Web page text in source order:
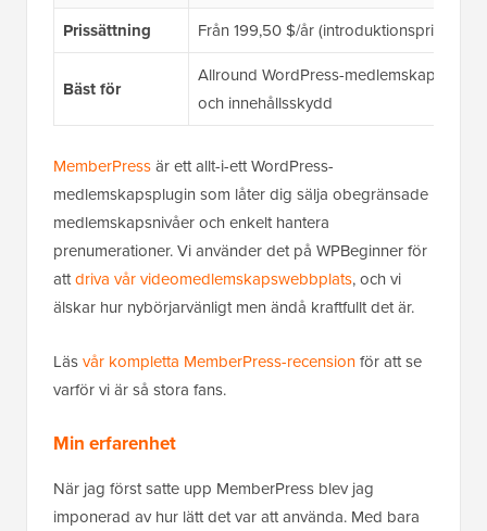
Prissättning Från 199,50 $/år (introduktionspris)
Bäst för
Allround WordPress-medlemskapssidor
och innehållsskydd
MemberPressär ett allt-i-ett WordPress-
medlemskapsplugin som låter dig sälja obegränsade
medlemskapsnivåer och enkelt hantera
prenumerationer. Vi använder det på WPBeginner för
attdriva vår videomedlemskapswebbplats, och vi
älskar hur nybörjarvänligt men ändå kraftfullt det är.
Läsvår kompletta MemberPress-recensionför att se
varför vi är så stora fans.
Min erfarenhet
När jag först satte upp MemberPress blev jag
imponerad av hur lätt det var att använda. Med bara